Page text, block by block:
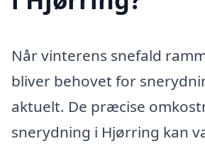
Når vinterens snefald
bliver behovet for
aktuelt. De præcise
snerydning i Hjørring kan